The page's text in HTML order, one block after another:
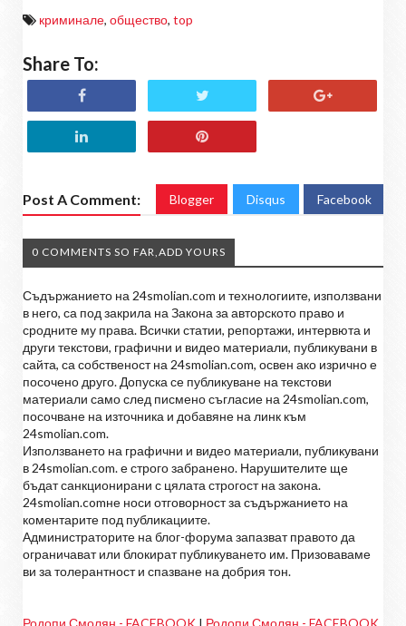
криминале, общество, top
Share To:
Post A Comment: Blogger Disqus Facebook
0 COMMENTS SO FAR,ADD YOURS
Съдържанието на 24smolian.com и технологиите, използвани
в него, са под закрила на Закона за авторското право и
сродните му права. Всички статии, репортажи, интервюта и
други текстови, графични и видео материали, публикувани в
сайта, са собственост на 24smolian.com, освен ако изрично е
посочено друго. Допуска се публикуване на текстови
материали само след писмено съгласие на 24smolian.com,
посочване на източника и добавяне на линк към
24smolian.com.
Използването на графични и видео материали, публикувани
в 24smolian.com. е строго забранено. Нарушителите ще
бъдат санкционирани с цялата строгост на закона.
24smolian.comне носи отговорност за съдържанието на
коментарите под публикациите.
Администраторите на блог-форума запазват правото да
ограничават или блокират публикуването им. Призоваваме
ви за толерантност и спазване на добрия тон.